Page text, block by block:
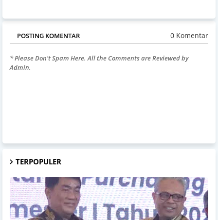
POSTING KOMENTAR 0 Komentar
* Please Don't Spam Here. All the Comments are Reviewed by
Admin.
TERPOPULER